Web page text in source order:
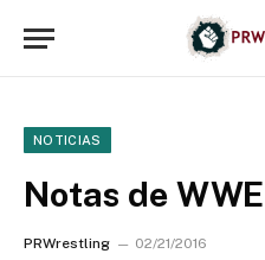
NOTICIAS
Notas de
PRWrestling 02/21/2016